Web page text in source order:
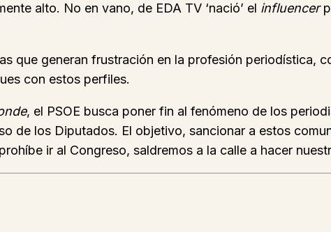
alto. No en vano, de EDA TV ‘nació’ el influencer
que generan frustración en la profesión periodística,
con estos perfiles.
, el PSOE busca poner fin al fenómeno de los
de los Diputados. El objetivo, sancionar a estos
ir al Congreso, saldremos a la calle a hacer